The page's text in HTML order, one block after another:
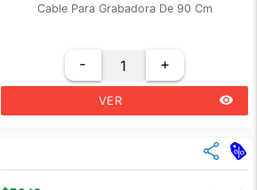
Cable Para Grabadora De 90 Cm
- +
VER remove_red_eye
close
Precio Unidad